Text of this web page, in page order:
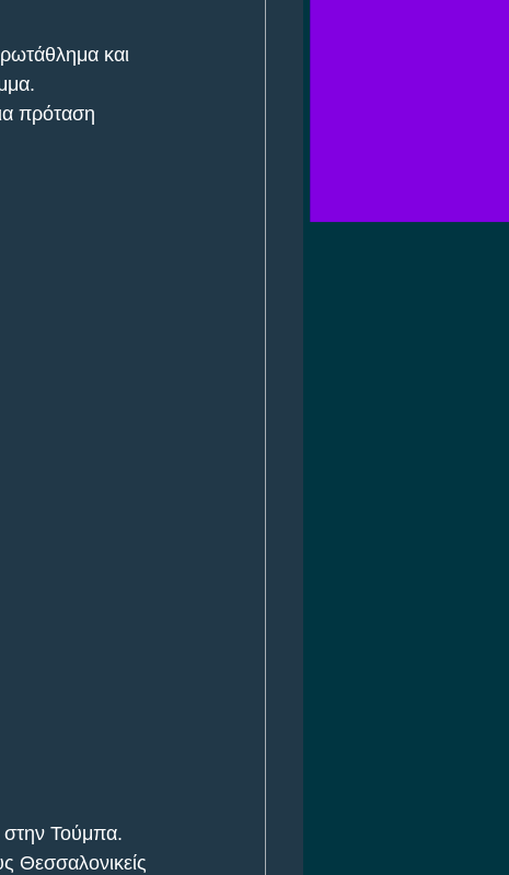
και
πρόταση
Τούμπα.
Θεσσαλονικείς